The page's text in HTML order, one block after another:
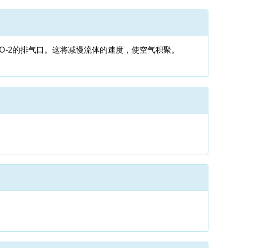
的排气口。这将减慢流体的速度，使空气积聚。